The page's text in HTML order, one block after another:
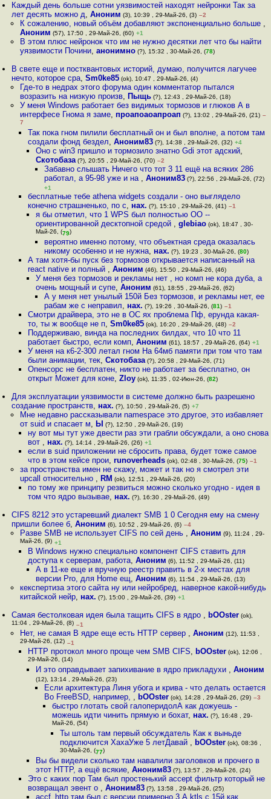
Каждый день больше сотни уязвимостей находят нейронки Так за
лет десять можно д,Аноним (3), 10:39 , 29-Май-26, (3) –2
К сожалению, новый объём добавляют экспоненциально больше ,
Аноним (57), 17:50 , 29-Май-26, (60) +1
В этом плюс нейронок что им не нужно десятки лет что бы найти
уязвимости Почини, анонимно(?), 15:32 , 30-Май-26, (78)
В свете еще и постквантовых историй, думаю, получится лагучее
нечто, которое сра,Sm0ke85 (ok), 10:47 , 29-Май-26, (4)
Где-то в недрах этого форума один комментатор пытался
возразить на низкую произв, Пыщь(?), 12:43 , 29-Май-26, (18)
У меня Windows работает без видимых тормозов и глюков А в
интерфесе Гнома я заме, проапоаоапроап (?), 13:02 , 29-Май-26, (21) –
7
Так пока гном пилили бесплатный он и был вполне, а потом там
создали фонд бездел, Аноним83(?), 14:38 , 29-Май-26, (32) +4
Оно с win3 пришло и тормозило знатно Gdi этот адский,
Скотобаза (?), 20:55 , 29-Май-26, (70) –2
Забавно слышать Ничего что тот 3 11 ещё на всяких 286
работал, а 95-98 уже и на , Аноним83(?), 22:56 , 29-Май-26, (72)
+1
бесплатные тебе athena widgets создали - оно выглядело
конечно страшненько, по с, нах. (?), 15:10 , 29-Май-26, (41) –1
я бы отметил, что 1 WPS был полностью ОО --
ориентированной десктопной средой ,glebiao (ok), 18:47 , 30-
Май-26, (79)
вероятно именно потому, что объектная среда оказалась
никому особенно и не нужна, нах. (?), 19:23 , 30-Май-26, (80)
А там хотя-бы пуск без тормозов открывается написанный на
react native и полный , Аноним (46), 15:50 , 29-Май-26, (46)
У меня без тормозов и рекламы нет , но комп не кора дуба, а
очень мощный и супе,Аноним (61), 18:55 , 29-Май-26, (62)
А у меня нет унылый 150й Без тормозов, и рекламы нет, ее
рабам же с неправил, нах. (?), 19:26 , 30-Май-26, (81) –1
Смотри драйвера, это не в ОС ях проблема Пф, ерунда какая-
то, ты ж вообще не п, Sm0ke85(ok), 16:20 , 29-Май-26, (48) –2
Поддерживаю, винда на последних билдах, что 10 что 11
работает быстро, если комп, Аноним (61), 18:57 , 29-Май-26, (64) +1
У меня на к6-2-300 летал гном На 64мб памяти при том что там
были анимации, тек, Скотобаза(?), 20:58 , 29-Май-26, (71)
Опенсорс не бесплатен, никто не работает за бесплатно, он
открыт Может для коне, Zloy(ok), 11:35 , 02-Июн-26, (82)
Для эксплуатации уязвимости в системе должно быть разрешено
создание пространств, нах. (?), 10:50 , 29-Май-26, (5) +7
Мне недавно рассказывали namespace это другое, это избавляет
от suid и спасает м, Ы (?), 12:50 , 29-Май-26, (19)
ну вот мы тут уже двести раз эти грабли обсуждали, а оно снова
вот , нах. (?), 14:14 , 29-Май-26, (26) +1
если в suid приложении не сбросить права, будет тоже самое
что в этом кейсе прои, runoverheads(ok), 02:48 , 30-Май-26, (75) –1
за пространства имен не скажу, может и так но я смотрел эти
upcall относительно , RM (ok), 12:51 , 29-Май-26, (20)
по тому же принципу резвиться можно сколько угодно - идея в
том что ядро вызывае, нах. (?), 16:30 , 29-Май-26, (49)
CIFS 8212 это устаревший диалект SMB 1 0 Сегодня ему на смену
пришли более б,Аноним (6), 10:52 , 29-Май-26, (6) –4
Разве SMB не использует CIFS по сей день , Аноним (9), 11:24 , 29-
Май-26, (9) +1
В Windows нужно специально компонент CIFS ставить для
доступа к серверам, работа, Аноним (6), 11:52 , 29-Май-26, (11)
А в 11-ке еще и вручную реестр править в 2-х местах для
версии Pro, для Home ещ,Аноним (6), 11:54 , 29-Май-26, (13)
кекспертиза этого сайта ну или нейробред, наверное какой-нибудь
китайской нейр, нах. (?), 15:00 , 29-Май-26, (39) +1
Самая бестолковая идея была тащить CIFS в ядро , bOOster (ok),
11:04 , 29-Май-26, (8) –1
Нет, не самая В ядре еще есть HTTP сервер , Аноним (12), 11:53 ,
29-Май-26, (12) –1
HTTP протокол много проще чем SMB CIFS, bOOster(ok), 12:06 ,
29-Май-26, (14)
И это оправдывает запихивание в ядро прикладухи ,Аноним
(12), 13:14 , 29-Май-26, (23)
Если архитектура Линя убога и крива - что делать остается
Во FreeBSD, например, , bOOster(ok), 14:28 , 29-Май-26, (29) –3
быстро глотать свой галоперидолА как дожуешь -
можешь идти чинить прямую и бохат, нах. (?), 16:48 , 29-
Май-26, (54)
Ты штоль там первый обсуждатель Как к выньде
подключится ХахаУже 5 летДавай , bOOster (ok), 08:36 ,
30-Май-26, (77)
Вы бы видели сколько там навалили заголовков и прочего в
этот HTTP, а ещё всякие,Аноним83 (?), 13:57 , 29-Май-26, (24)
Это с каких пор Там был простенький accept фильтр который не
возвращал эвент о , Аноним83(?), 13:58 , 29-Май-26, (25)
accf_http там был с версии примерно 3 А ktls c 15й как